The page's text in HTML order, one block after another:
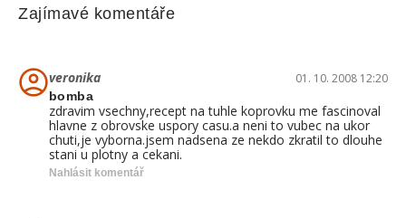
Zajímavé komentáře
veronika 01. 10. 2008 12:20
bomba
zdravim vsechny,recept na tuhle koprovku me fascinoval
hlavne z obrovske uspory casu.a neni to vubec na ukor
chuti,je vyborna.jsem nadsena ze nekdo zkratil to dlouhe
stani u plotny a cekani.
Nahlásit komentář